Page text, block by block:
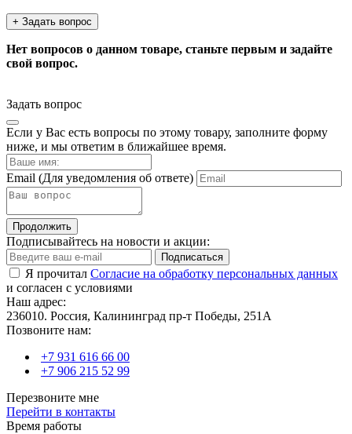
+ Задать вопрос
Нет вопросов о данном товаре, станьте первым и задайте
свой вопрос.
Задать вопрос
Если у Вас есть вопросы по этому товару, заполните форму
ниже, и мы ответим в ближайшее время.
Email (Для уведомления об ответе)
Продолжить
Подписывайтесь на новости и акции:
Подписаться
Я прочитал Согласие на обработку персональных данных
и согласен с условиями
Наш адрес:
236010. Россия, Калининград пр-т Победы, 251А
Позвоните нам:
+7 931 616 66 00
+7 906 215 52 99
Перезвоните мне
Перейти в контакты
Время работы